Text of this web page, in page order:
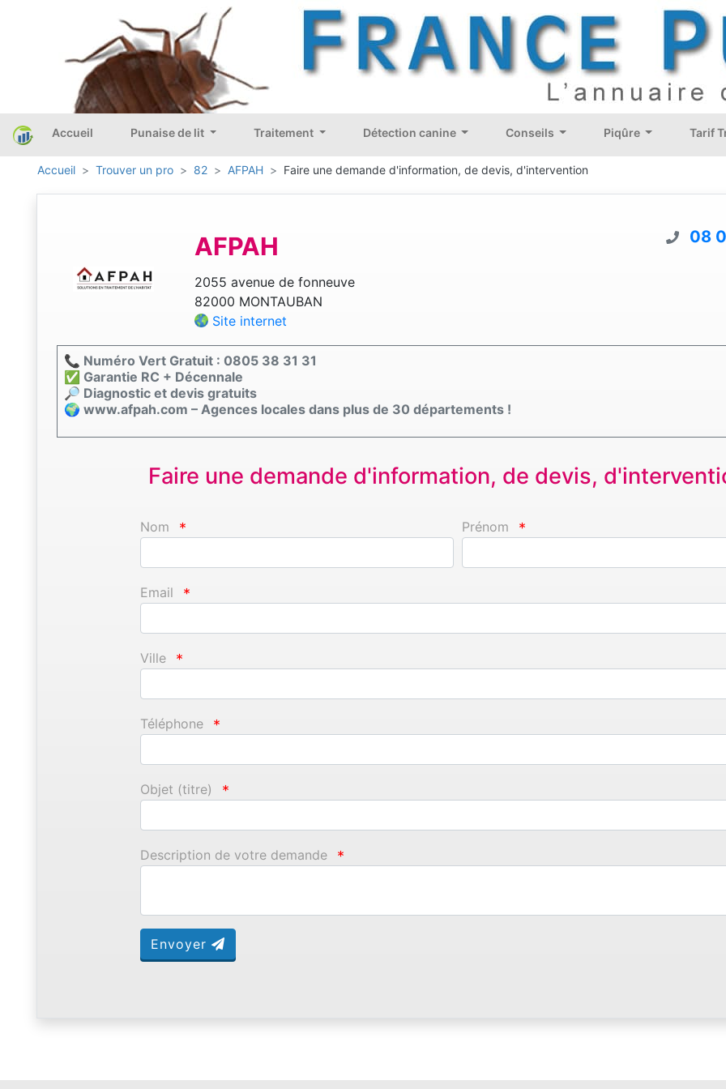
Accueil Punaise de lit Traitement Détection canine Conseils Piqûre Tarif
Accueil Trouver un pro 82 AFPAH Faire une demande d'information, de devis, d'intervention
AFPAH
2055 avenue de fonneuve
82000 MONTAUBAN
Site internet
08
📞 Numéro Vert Gratuit : 0805 38 31 31
✅ Garantie RC + Décennale
🔎 Diagnostic et devis gratuits
🌍 www.afpah.com – Agences locales dans plus de 30 départements !
Faire une demande d'information, de devis,
Nom * Prénom *
Email *
Ville *
Téléphone *
Objet (titre) *
Description de votre demande *
Envoyer